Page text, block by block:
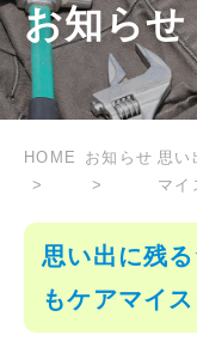
お知らせ
HOME お知らせ 思い
マ
思い出に残
もケアマイ